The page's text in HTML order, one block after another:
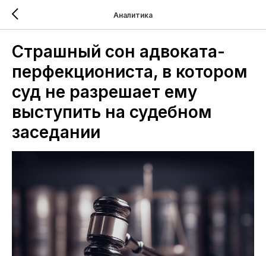
Аналитика
Страшный сон адвоката-
перфекциониста, в котором
суд не разрешает ему
выступить на судебном
заседании